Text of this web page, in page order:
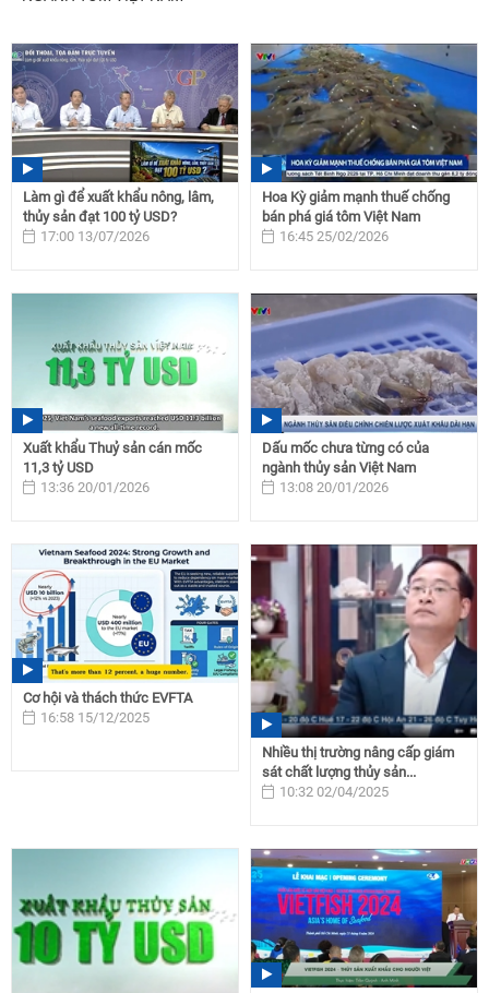
Làm gì để xuất khẩu nông, lâm,
thủy sản đạt 100 tỷ USD?
17:00 13/07/2026
Hoa Kỳ giảm mạnh thuế chống
bán phá giá tôm Việt Nam
16:45 25/02/2026
Xuất khẩu Thuỷ sản cán mốc
11,3 tỷ USD
13:36 20/01/2026
Dấu mốc chưa từng có của
ngành thủy sản Việt Nam
13:08 20/01/2026
Cơ hội và thách thức EVFTA
16:58 15/12/2025
Nhiều thị trường nâng cấp giám
sát chất lượng thủy sản...
10:32 02/04/2025